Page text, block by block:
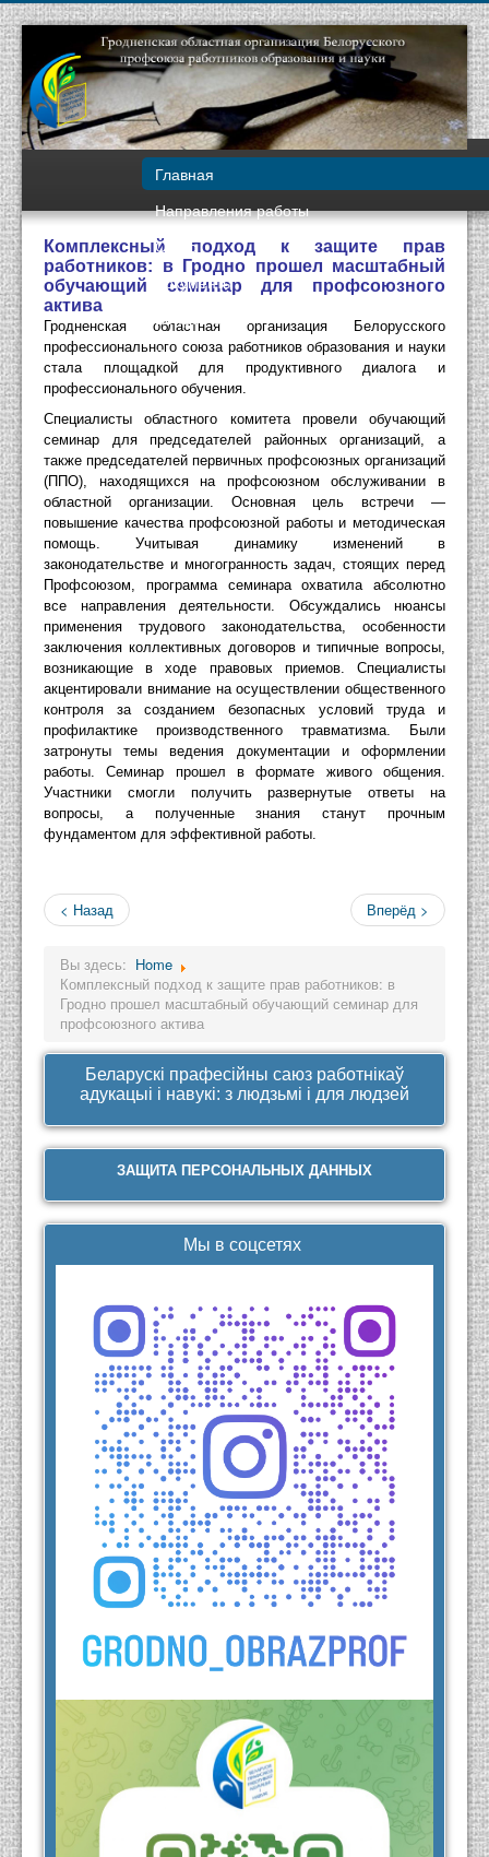
Главная
Направления работы
О нас
Документы
Вопрос-ответ
Контакты
Комплексный подход к защите прав
работников: в Гродно прошел масштабный
обучающий семинар для профсоюзного
актива
Гродненская областная организация Белорусского
профессионального союза работников образования и науки
стала площадкой для продуктивного диалога и
профессионального обучения.
Специалисты областного комитета провели обучающий
семинар для председателей районных организаций, а
также председателей первичных профсоюзных организаций
(ППО), находящихся на профсоюзном обслуживании в
областной организации. Основная цель встречи —
повышение качества профсоюзной работы и методическая
помощь. Учитывая динамику изменений в
законодательстве и многогранность задач, стоящих перед
Профсоюзом, программа семинара охватила абсолютно
все направления деятельности. Обсуждались нюансы
применения трудового законодательства, особенности
заключения коллективных договоров и типичные вопросы,
возникающие в ходе правовых приемов. Специалисты
акцентировали внимание на осуществлении общественного
контроля за созданием безопасных условий труда и
профилактике производственного травматизма.
Были
затронуты темы ведения документации и оформлении
работы. Семинар прошел в формате живого общения.
Участники смогли получить развернутые ответы на
вопросы, а полученные знания станут прочным
фундаментом для эффективной работы.
< Назад Вперёд >
Вы здесь: Home
Комплексный подход к защите прав работников: в
Гродно прошел масштабный обучающий семинар для
профсоюзного актива
Беларускі прафесійны саюз работнікаў
адукацыі і навукі: з людзьмі і для людзей
ЗАЩИТА ПЕРСОНАЛЬНЫХ ДАННЫХ
Мы в соцсетях